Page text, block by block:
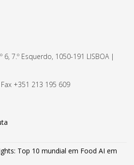
6, 7.º Esquerdo, 1050-191 LISBOA |
+351 213 195 609
Top 10 mundial em Food AI em